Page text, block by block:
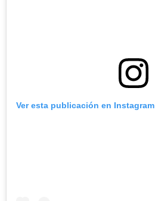
Ver esta publicación en Instagram